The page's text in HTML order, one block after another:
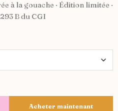
à la gouache · Édition limitée ·
B du CGI
Acheter maintenant